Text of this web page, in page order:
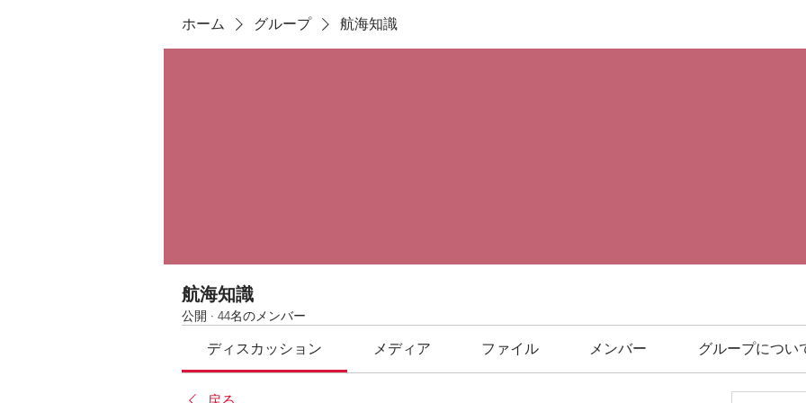
ホーム グループ 航海知識
航海知識
公開 · 44名のメンバー
ディスカッション メディア ファイル メンバー グループについ